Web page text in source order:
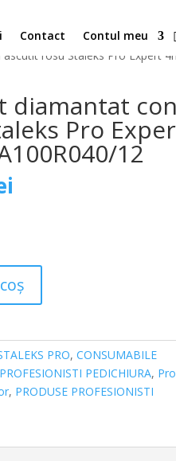
Contact Contul meu
rosu Staleks Pro Expert
diamantat con
Pro
12
PRO, CONSUMABILE
PEDICHIURA,
, PRODUSE PROFESIONISTI